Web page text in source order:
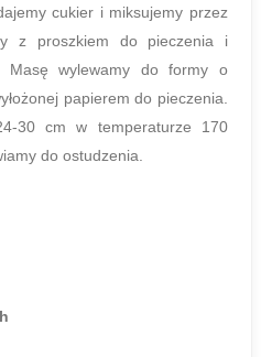
cukier i miksujemy przez
z proszkiem do pieczenia i
Masę wylewamy do formy o
papierem do pieczenia.
30 cm w temperaturze 170
do ostudzenia.